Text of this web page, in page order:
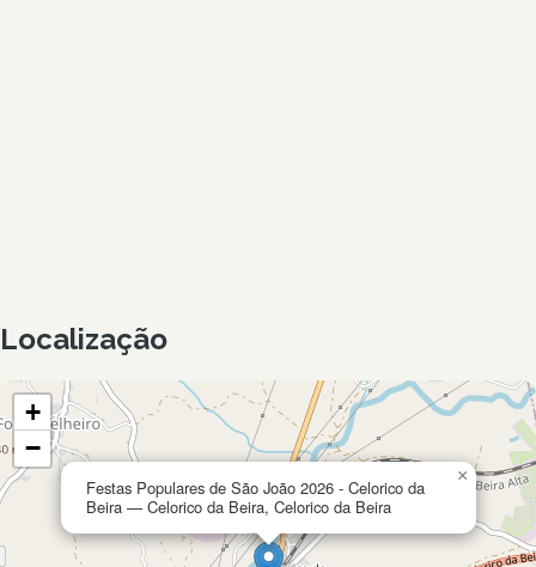
Localização
Festas Populares de São João 2026 - Celorico da
Beira — Celorico da Beira, Celorico da Beira
×
+
−